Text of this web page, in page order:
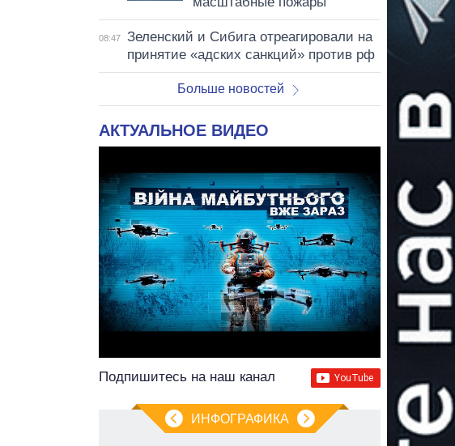
08:47
Зеленский и Сибига отреагировали на
принятие «адских санкций» против рф
Больше новостей
АКТУАЛЬНОЕ ВИДЕО
Подпишитесь на наш канал
ИНФОГРАФИКА